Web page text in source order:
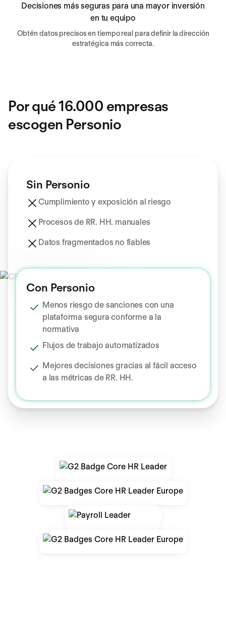
Decisiones más seguras para una mayor inversión
en tu equipo
Obtén datos precisos en tiempo real para definir la dirección
estratégica más correcta.
Por qué 16.000 empresas
escogen Personio
Sin Personio
Cumplimiento y exposición al riesgo
Procesos de RR. HH. manuales
Datos fragmentados no fiables
Con Personio
Menos riesgo de sanciones con una
plataforma segura conforme a la
normativa
Flujos de trabajo automatizados
Mejores decisiones gracias al fácil acceso
a las métricas de RR. HH.